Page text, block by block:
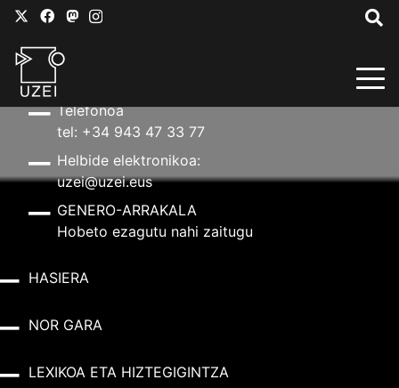
Helbidea
Telefonoa
tel: +34 943 47 33 77
Helbide elektronikoa:
uzei@uzei.eus
GENERO-ARRAKALA
Hobeto ezagutu nahi zaitugu
HASIERA
NOR GARA
LEXIKOA ETA HIZTEGIGINTZA